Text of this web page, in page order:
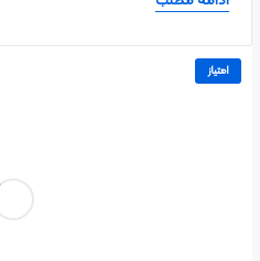
امتیاز